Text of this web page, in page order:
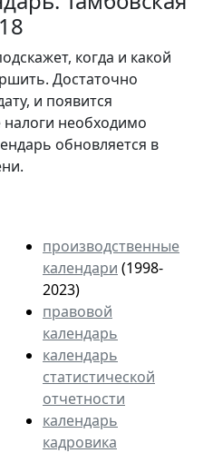
когда и какой
Достаточно
и появится
необходимо
обновляется в
производственные
календари (1998-
2023)
правовой
календарь
календарь
статистической
отчетности
календарь
кадровика